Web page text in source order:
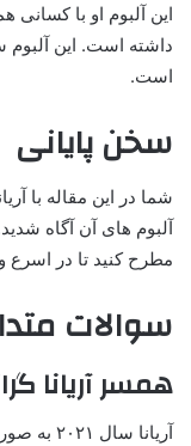
داشته است. این آلبوم
است.
سخن پایانی
شما در این مقاله با
آلبوم های آن آگاه
مطرح کنید تا در
سوالات
همسر آریانا
آریانا